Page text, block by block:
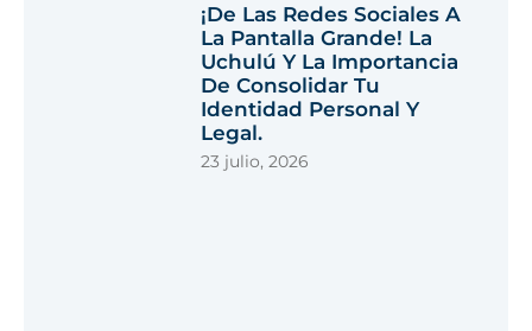
¡De Las Redes Sociales A
La Pantalla Grande! La
Uchulú Y La Importancia
De Consolidar Tu
Identidad Personal Y
Legal.
23 julio, 2026